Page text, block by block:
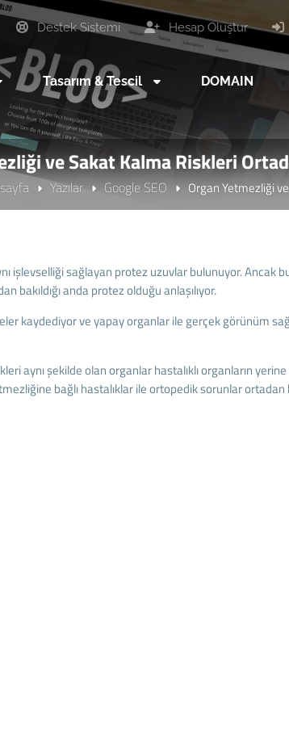
Hesap Oluştur
Destek Sistemi
Tasarım & Tescil DOMAIN
ve Sakat Kalma Riskleri
Yazılar Google SEO Organ Yetmezliği
işlevselliği sağlayan protez uzuvlar bulunuyor. Ancak
bakıldığı anda protez olduğu anlaşılıyor.
kaydediyor ve yapay organlar ile gerçek görünüm
aynı şekilde olan organlar hastalıklı organların
bağlı hastalıklar ile ortopedik sorunlar ortadan